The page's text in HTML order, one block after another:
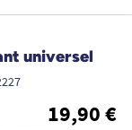
universel
19,90 €